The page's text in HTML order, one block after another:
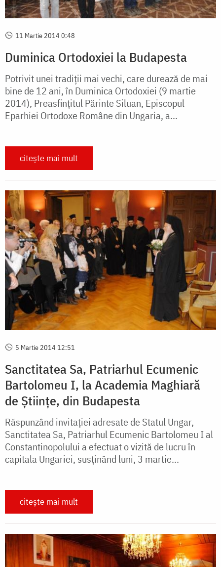
11 Martie 2014 0:48
Duminica Ortodoxiei la Budapesta
Potrivit unei tradiţii mai vechi, care durează de mai
bine de 12 ani, în Duminica Ortodoxiei (9 martie
2014), Preasfinţitul Părinte Siluan, Episcopul
Eparhiei Ortodoxe Române din Ungaria, a...
citește mai mult
5 Martie 2014 12:51
Sanctitatea Sa, Patriarhul Ecumenic
Bartolomeu I, la Academia Maghiară
de Ştiinţe, din Budapesta
Răspunzând invitaţiei adresate de Statul Ungar,
Sanctitatea Sa, Patriarhul Ecumenic Bartolomeu I al
Constantinopolului a efectuat o vizită de lucru în
capitala Ungariei, susţinând luni, 3 martie...
citește mai mult